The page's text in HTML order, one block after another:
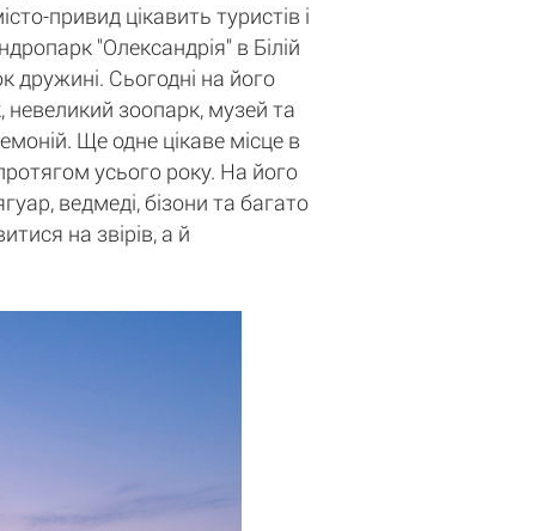
привид цікавить туристів і
"Олександрія" в Білій
дружині. Сьогодні на його
невеликий зоопарк, музей та
Ще одне цікаве місце в
усього року. На його
ведмеді, бізони та багато
на звірів, а й